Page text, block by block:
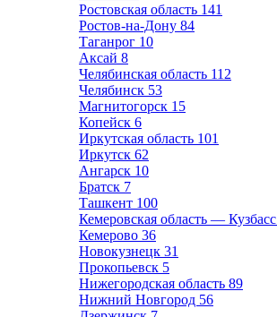
Ростовская область 141
Ростов-на-Дону 84
Таганрог 10
Аксай 8
Челябинская область 112
Челябинск 53
Магнитогорск 15
Копейск 6
Иркутская область 101
Иркутск 62
Ангарск 10
Братск 7
Ташкент 100
Кемеровская область — Кузбасс
Кемерово 36
Новокузнецк 31
Прокопьевск 5
Нижегородская область 89
Нижний Новгород 56